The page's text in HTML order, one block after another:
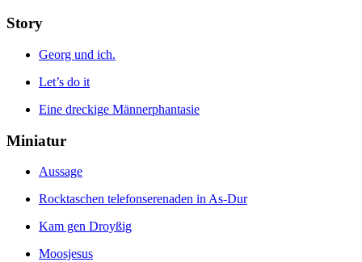
Story
Georg und ich.
Let’s do it
Eine dreckige Männerphantasie
Miniatur
Aussage
Rocktaschen telefonserenaden in As-Dur
Kam gen Droyßig
Moosjesus